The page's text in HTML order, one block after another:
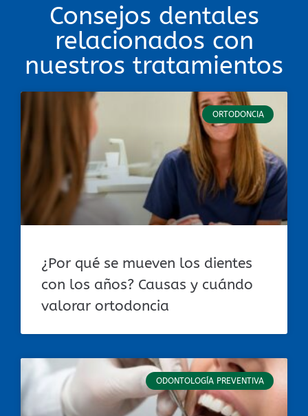
Consejos dentales
relacionados con
nuestros tratamientos
ORTODONCIA
¿Por qué se mueven los dientes
con los años? Causas y cuándo
valorar ortodoncia
ODONTOLOGÍA PREVENTIVA